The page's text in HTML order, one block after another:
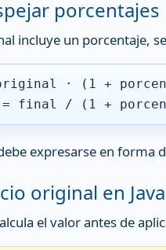
porcentajes
incluye un porcentaje,
· (1 +
final / (1 +
expresarse en forma
original en
el valor antes de